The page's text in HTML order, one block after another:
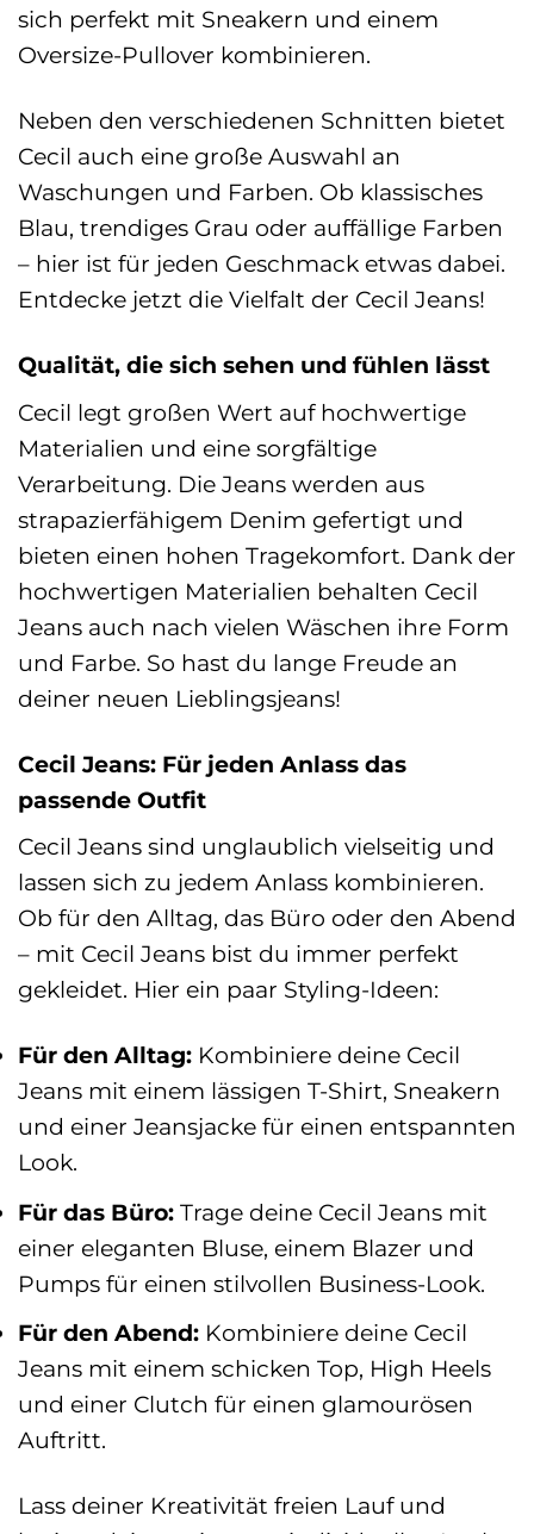
sich perfekt mit Sneakern und einem
Oversize-Pullover kombinieren.
Neben den verschiedenen Schnitten bietet
Cecil auch eine große Auswahl an
Waschungen und Farben. Ob klassisches
Blau, trendiges Grau oder auffällige Farben
– hier ist für jeden Geschmack etwas dabei.
Entdecke jetzt die Vielfalt der Cecil Jeans!
Qualität, die sich sehen und fühlen lässt
Cecil legt großen Wert auf hochwertige
Materialien und eine sorgfältige
Verarbeitung. Die Jeans werden aus
strapazierfähigem Denim gefertigt und
bieten einen hohen Tragekomfort. Dank der
hochwertigen Materialien behalten Cecil
Jeans auch nach vielen Wäschen ihre Form
und Farbe. So hast du lange Freude an
deiner neuen Lieblingsjeans!
Cecil Jeans: Für jeden Anlass das
passende Outfit
Cecil Jeans sind unglaublich vielseitig und
lassen sich zu jedem Anlass kombinieren.
Ob für den Alltag, das Büro oder den Abend
– mit Cecil Jeans bist du immer perfekt
gekleidet. Hier ein paar Styling-Ideen:
Für den Alltag: Kombiniere deine Cecil
Jeans mit einem lässigen T-Shirt, Sneakern
und einer Jeansjacke für einen entspannten
Look.
Für das Büro: Trage deine Cecil Jeans mit
einer eleganten Bluse, einem Blazer und
Pumps für einen stilvollen Business-Look.
Für den Abend: Kombiniere deine Cecil
Jeans mit einem schicken Top, High Heels
und einer Clutch für einen glamourösen
Auftritt.
Lass deiner Kreativität freien Lauf und